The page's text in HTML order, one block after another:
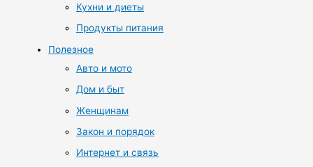
Кухни и диеты
Продукты питания
Полезное
Авто и мото
Дом и быт
Женщинам
Закон и порядок
Интернет и связь